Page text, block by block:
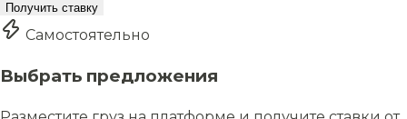
Получить ставку
Самостоятельно
Выбрать предложения